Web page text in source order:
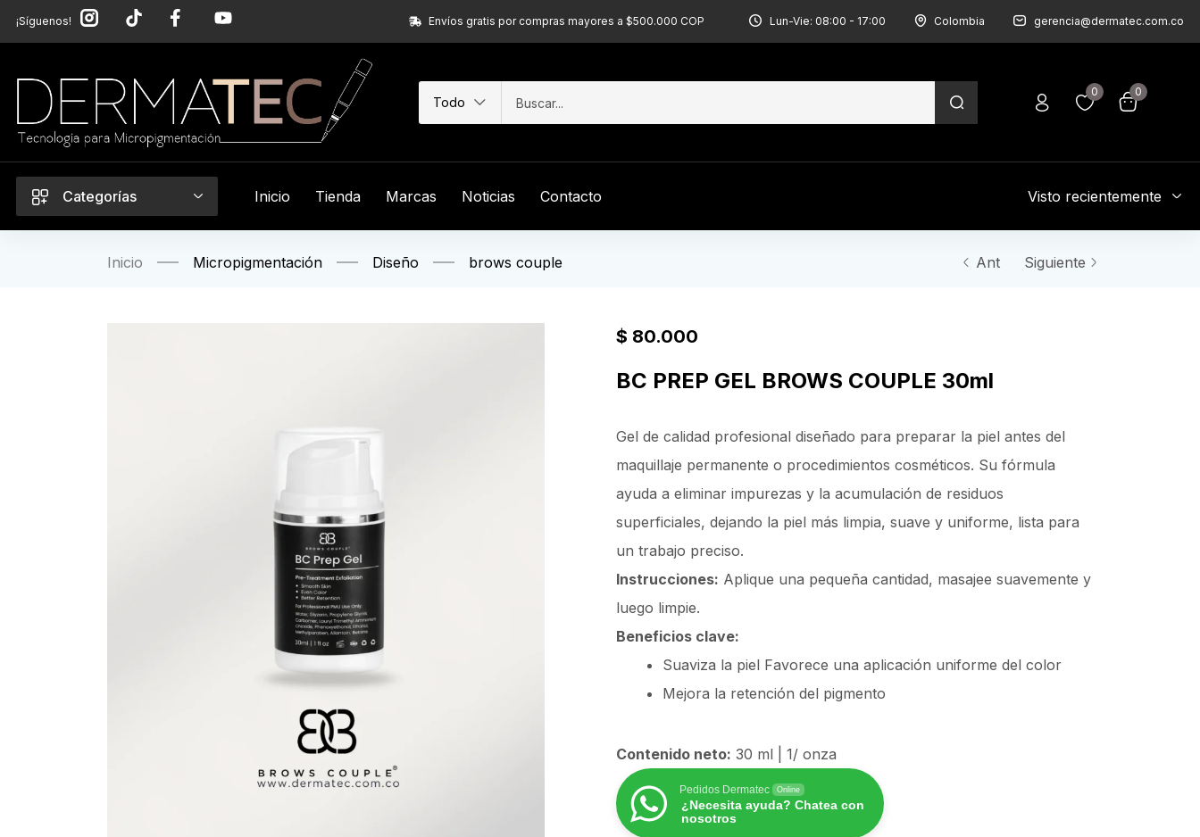
¡Síguenos! Envíos gratis por compras mayores a $500.000 COP Lun-Vie: 08:00 - 17:00 Colombia gerencia@dermatec.com.co
Todo
0 0
Categorías Inicio Tienda Marcas Noticias Contacto Visto recientemente
Inicio Micropigmentación Diseño brows couple Ant Siguiente
$ 80.000
BC PREP GEL BROWS COUPLE 30ml
Gel de calidad profesional diseñado para preparar la piel antes del
maquillaje permanente o procedimientos cosméticos. Su fórmula
ayuda a eliminar impurezas y la acumulación de residuos
superficiales, dejando la piel más limpia, suave y uniforme, lista para
un trabajo preciso.
Instrucciones: Aplique una pequeña cantidad, masajee suavemente y
luego limpie.
Beneficios clave:
Suaviza la piel Favorece una aplicación uniforme del color
Mejora la retención del pigmento
Contenido neto: 30 ml | 1/ onza
Pedidos Dermatec Online
¿Necesita ayuda? Chatea con
nosotros